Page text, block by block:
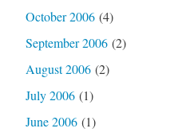
October 2006(4)
September 2006(2)
August 2006(2)
July 2006(1)
June 2006(1)